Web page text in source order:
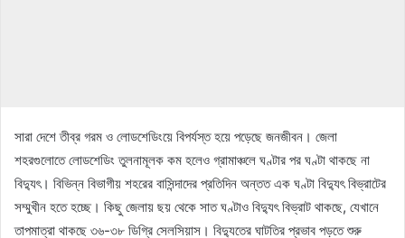
সারা দেশে তীব্র গরম ও লোডশেডিংয়ে বিপর্যস্ত হয়ে পড়েছে জনজীবন। জেলা
শহরগুলোতে লোডশেডিং তুলনামূলক কম হলেও গ্রামাঞ্চলে ঘণ্টার পর ঘণ্টা থাকছে না
বিদ্যুৎ। বিভিন্ন বিভাগীয় শহরের বাসিন্দাদের প্রতিদিন অন্তত এক ঘণ্টা বিদ্যুৎ বিভ্রাটের
সম্মুখীন হতে হচ্ছে। কিছু জেলায় ছয় থেকে সাত ঘণ্টাও বিদ্যুৎ বিভ্রাট থাকছে, যেখানে
তাপমাত্রা থাকছে ৩৬-৩৮ ডিগ্রি সেলসিয়াস। বিদ্যুতের ঘাটতির প্রভাব পড়তে শুরু